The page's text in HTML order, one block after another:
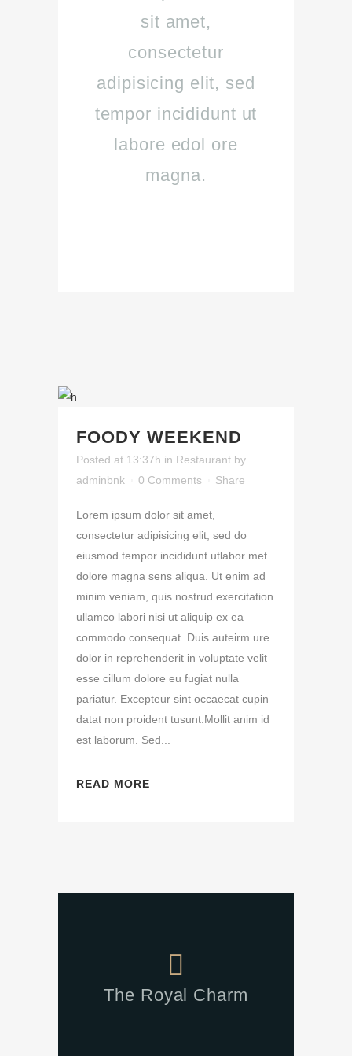
sit amet,
consectetur
adipisicing elit, sed
tempor incididunt ut
labore edol ore
magna.
FOODY WEEKEND
Posted at 13:37h in Restaurant by
adminbnk
0 Comments Share
Lorem ipsum dolor sit amet,
consectetur adipisicing elit, sed do
eiusmod tempor incididunt utlabor met
dolore magna sens aliqua. Ut enim ad
minim veniam, quis nostrud exercitation
ullamco labori nisi ut aliquip ex ea
commodo consequat. Duis auteirm ure
dolor in reprehenderit in voluptate velit
esse cillum dolore eu fugiat nulla
pariatur. Excepteur sint occaecat cupin
datat non proident tusunt.Mollit anim id
est laborum. Sed...
READ MORE
The Royal Charm